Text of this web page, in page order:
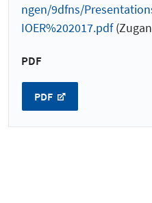
ngen/9dfns/
IOER%202017.pdf
PDF
PDF